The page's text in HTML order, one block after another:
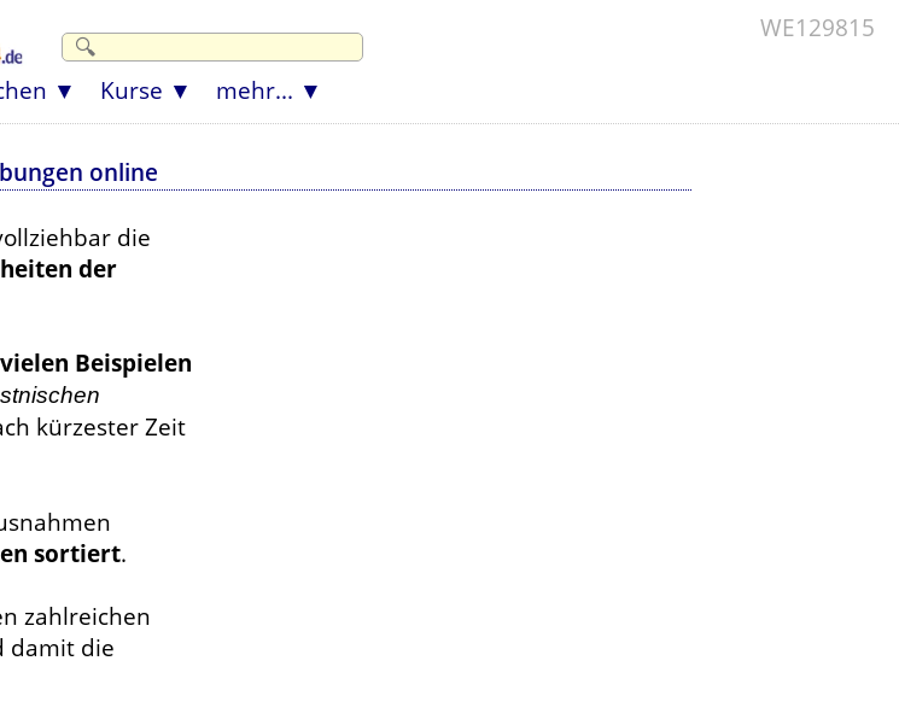
Kurse mehr...
WE129815
online
die
der
vielen Beispielen
kürzester Zeit
sortiert.
zahlreichen
damit die